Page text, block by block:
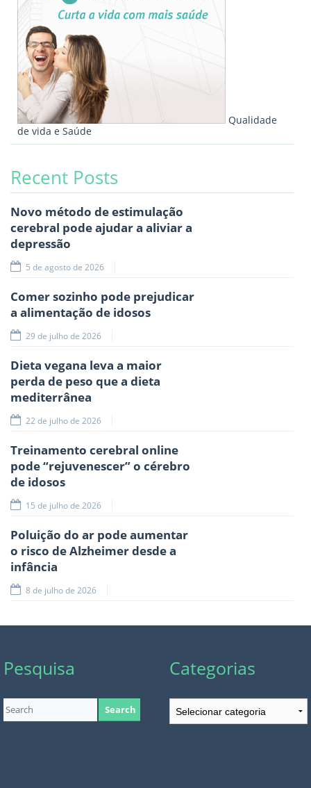
Qualidade
de vida e Saúde
Recent Posts
Novo método de estimulação
cerebral pode ajudar a aliviar a
depressão
5 de agosto de 2026
Comer sozinho pode prejudicar
a alimentação de idosos
29 de julho de 2026
Dieta vegana leva a maior
perda de peso que a dieta
mediterrânea
22 de julho de 2026
Treinamento cerebral online
pode “rejuvenescer” o cérebro
de idosos
15 de julho de 2026
Poluição do ar pode aumentar
o risco de Alzheimer desde a
infância
8 de julho de 2026
Pesquisa Categorias
Categorias